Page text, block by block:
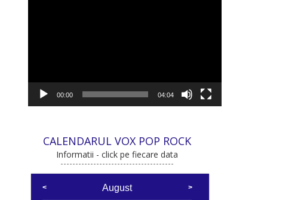
00:00 04:04
CALENDARUL VOX POP ROCK
Informatii - click pe fiecare data
August